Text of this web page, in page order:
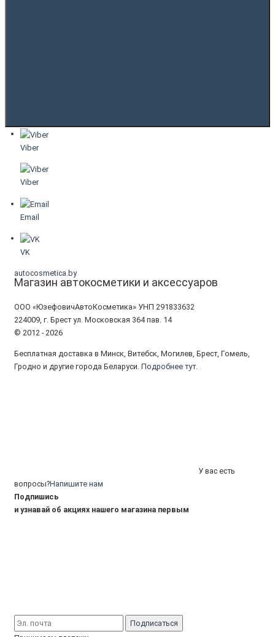
Viber
Viber
Email
VK
autocosmetica.by
Магазин автокосметики и аксессуаров
ООО «ЮзефовичАвтоКосметика» УНП 291833632
224009, г. Брест ул. Московская 364 пав. 14
© 2012 - 2026
Бесплатная доставка в Минск, Витебск, Могилев, Брест, Гомель,
Гродно и другие города Беларуси. Подробнее тут.
У вас есть
вопросы?Напишите нам
Подпишись
и узнавай об акциях нашего магазина первым
Подписаться